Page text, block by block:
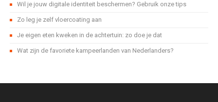
Wil je jouw digitale identiteit beschermen? Gebruik onze tips
Zo leg je zelf vloercoating aan
Je eigen eten kweken in de achtertuin: zo doe je dat
Wat zijn de favoriete kampeerlanden van Nederlanders?